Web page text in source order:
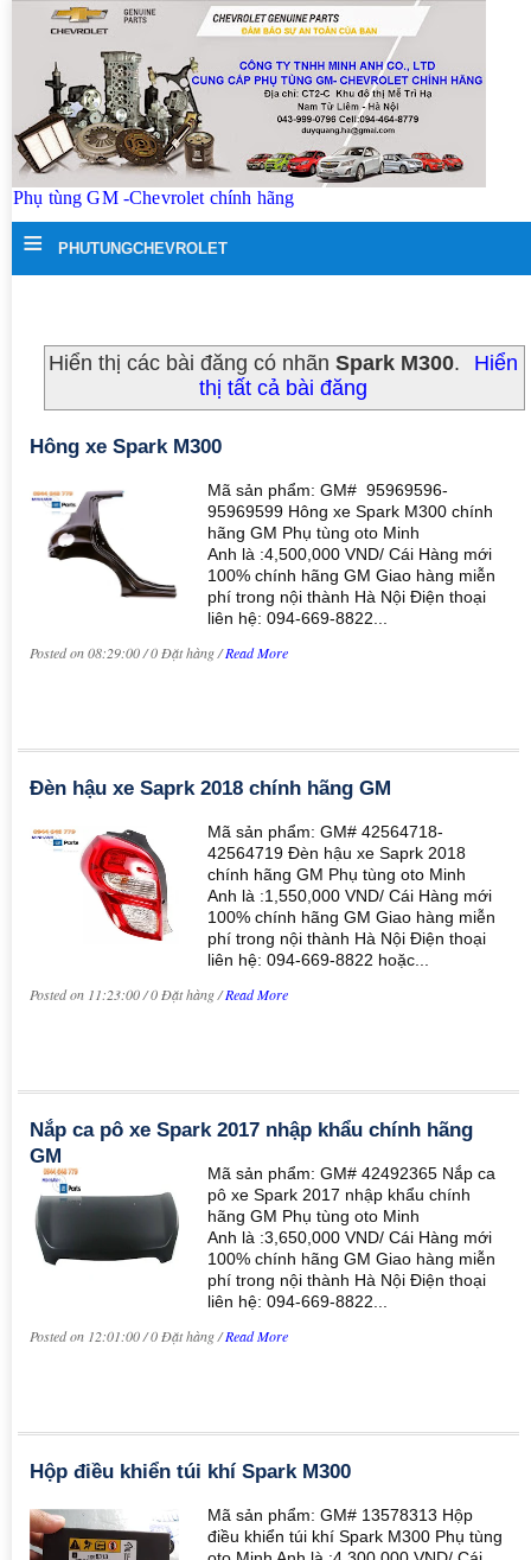
Phụ tùng GM -Chevrolet chính hãng
≡ PHUTUNGCHEVROLET
Hiển thị các bài đăng có nhãn Spark M300.
Hiển
thị tất cả bài đăng
Hông xe Spark M300
Mã sản phẩm: GM# 95969596-
95969599 Hông xe Spark M300 chính
hãng GM Phụ tùng oto Minh
Anh là :4,500,000 VND/ Cái Hàng mới
100% chính hãng GM Giao hàng miễn
phí trong nội thành Hà Nội Điện thoại
liên hệ: 094-669-8822...
Posted on 08:29:00 / 0 Đặt hàng /Read More
Đèn hậu xe Saprk 2018 chính hãng GM
Mã sản phẩm: GM# 42564718-
42564719 Đèn hậu xe Saprk 2018
chính hãng GM Phụ tùng oto Minh
Anh là :1,550,000 VND/ Cái Hàng mới
100% chính hãng GM Giao hàng miễn
phí trong nội thành Hà Nội Điện thoại
liên hệ: 094-669-8822 hoặc...
Posted on 11:23:00 / 0 Đặt hàng /Read More
Nắp ca pô xe Spark 2017 nhập khẩu chính hãng
GM
Mã sản phẩm: GM# 42492365 Nắp ca
pô xe Spark 2017 nhập khẩu chính
hãng GM Phụ tùng oto Minh
Anh là :3,650,000 VND/ Cái Hàng mới
100% chính hãng GM Giao hàng miễn
phí trong nội thành Hà Nội Điện thoại
liên hệ: 094-669-8822...
Posted on 12:01:00 / 0 Đặt hàng /Read More
Hộp điều khiển túi khí Spark M300
Mã sản phẩm: GM# 13578313 Hộp
điều khiển túi khí Spark M300 Phụ tùng